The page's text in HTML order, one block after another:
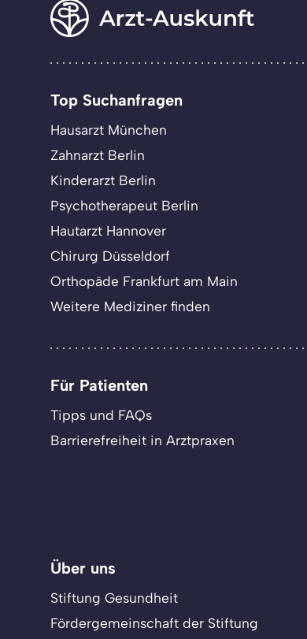
Top Suchanfragen
Hausarzt München
Zahnarzt Berlin
Kinderarzt Berlin
Psychotherapeut Berlin
Hautarzt Hannover
Chirurg Düsseldorf
Orthopäde Frankfurt am Main
Weitere Mediziner finden
Für Patienten
Tipps und FAQs
Barrierefreiheit in Arztpraxen
Über uns
Stiftung Gesundheit
Fördergemeinschaft der Stiftung